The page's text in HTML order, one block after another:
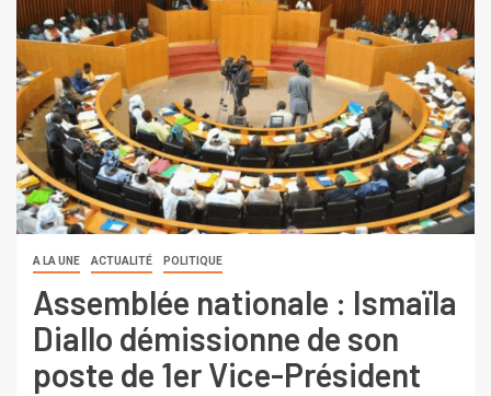
A LA UNE ACTUALITÉ POLITIQUE
Assemblée nationale : Ismaïla
Diallo démissionne de son
poste de 1er Vice-Président